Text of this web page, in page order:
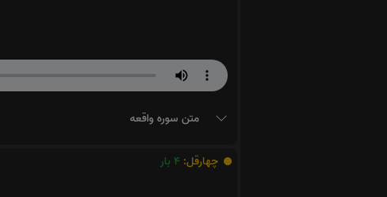
متن سوره واقعه
چهارقل: 4 بار